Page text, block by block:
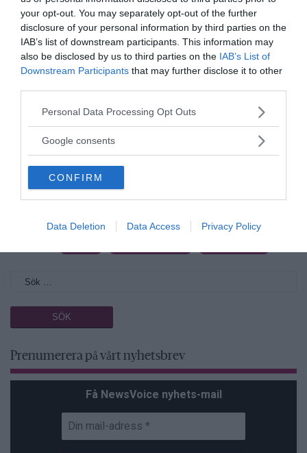
your opt-out. You may separately opt-out of the further
disclosure of your personal information by third parties on the
IAB’s list of downstream participants. This information may
also be disclosed by us to third parties on the IAB’s List of
Downstream Participants that may further disclose it to other
Please note that this website/app uses one or more Google
not limited to your visit or usage behaviour. You may click to
use your data for below specified purposes in below Google
consent section.
Personal Data Processing Opt Outs
Google consents
CONFIRM
Data Deletion Data Access Privacy Policy
Torbjörn Sassersson
redaktionen@newsvoice.se
Prenumerera på vårt nyhetsbrev
Få NewsVoice nyhets-mail